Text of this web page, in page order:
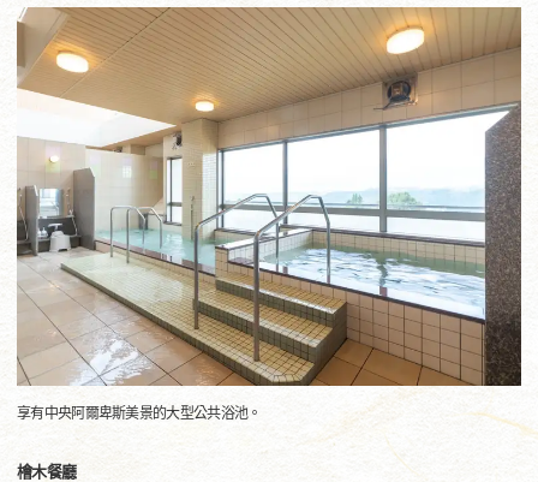
享有中央阿爾卑斯美景的大型公共浴池。
檜木餐廳